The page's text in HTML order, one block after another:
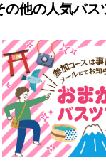
の他の人気バス